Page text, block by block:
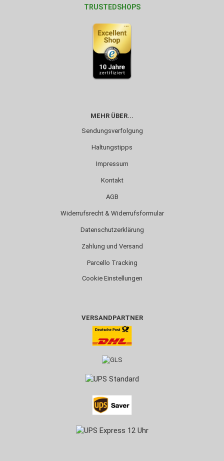
TRUSTEDSHOPS
MEHR ÜBER...
Sendungsverfolgung
Haltungstipps
Impressum
Kontakt
AGB
Widerrufsrecht & Widerrufsformular
Datenschutzerklärung
Zahlung und Versand
Parcello Tracking
Cookie Einstellungen
VERSANDPARTNER